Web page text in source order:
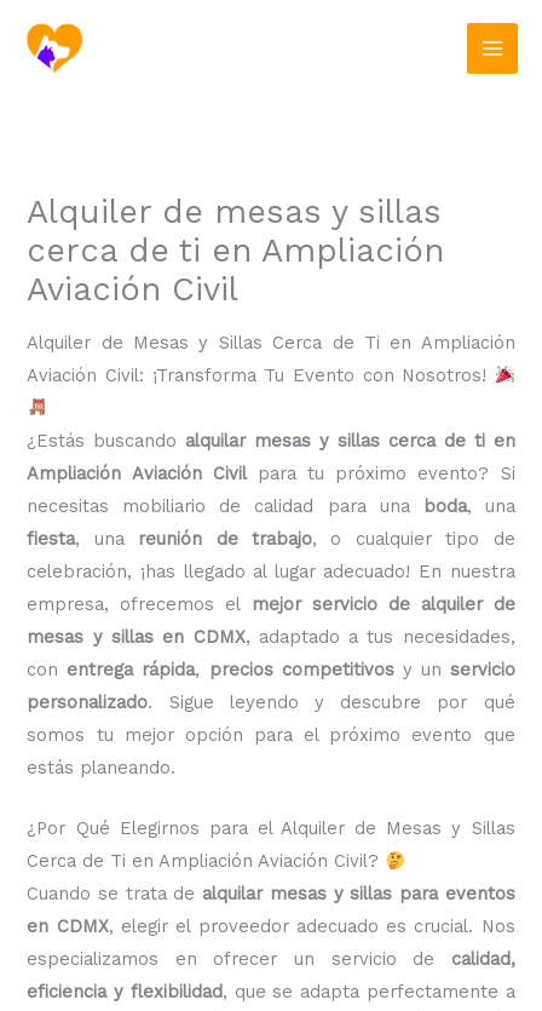
contenido
Alquiler de mesas y sillas
cerca de ti en Ampliación
Aviación Civil
Alquiler de Mesas y Sillas Cerca de Ti en Ampliación
Aviación Civil: ¡Transforma Tu Evento con Nosotros!
¿Estás buscando alquilar mesas y sillas cerca de ti en
Ampliación Aviación Civilpara tu próximo evento? Si
necesitas mobiliario de calidad para una
boda, una
fiesta, una reunión de trabajo, o cualquier tipo de
celebración, ¡has llegado al lugar adecuado! En nuestra
empresa, ofrecemos el
mejor servicio de alquiler de
mesas y sillas en CDMX, adaptado a tus necesidades,
con entrega rápida, precios competitivosy un servicio
personalizado. Sigue leyendo y descubre por qué
somos tu mejor opción para el próximo evento que
estás planeando.
¿Por Qué Elegirnos para el Alquiler de Mesas y Sillas
Cerca de Ti en Ampliación Aviación Civil?
Cuando se trata de alquilar mesas y sillas para eventos
en CDMX, elegir el proveedor adecuado es crucial. Nos
especializamos en ofrecer un servicio de calidad,
eficiencia y flexibilidad, que se adapta perfectamente a